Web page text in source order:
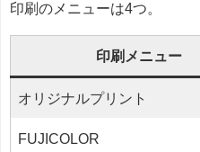
印刷のメニューは4つ。
印刷メニュー
オリジナルプリント
FUJICOLOR